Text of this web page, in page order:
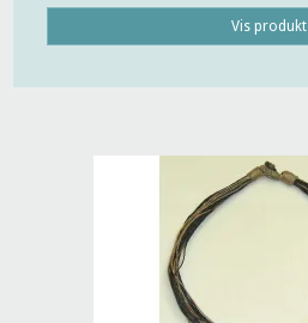
Vis produkt